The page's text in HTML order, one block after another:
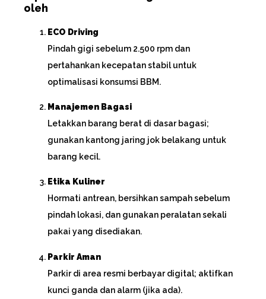
oleh
ECO Driving
Pindah gigi sebelum 2.500 rpm dan
pertahankan kecepatan stabil untuk
optimalisasi konsumsi BBM.
Manajemen Bagasi
Letakkan barang berat di dasar bagasi;
gunakan kantong jaring jok belakang untuk
barang kecil.
Etika Kuliner
Hormati antrean, bersihkan sampah sebelum
pindah lokasi, dan gunakan peralatan sekali
pakai yang disediakan.
Parkir Aman
Parkir di area resmi berbayar digital; aktifkan
kunci ganda dan alarm (jika ada).